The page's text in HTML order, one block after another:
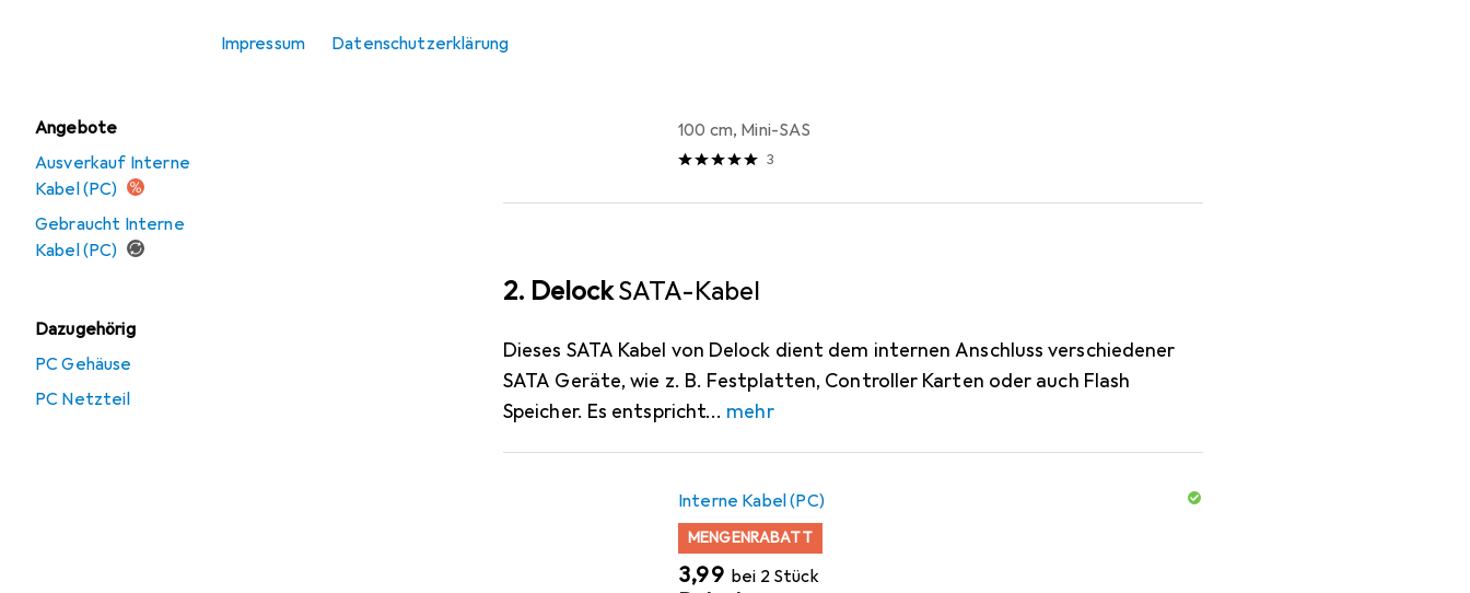
Impressum Datenschutzerklärung
Angebote
Ausverkauf Interne
Kabel (PC)
Gebraucht Interne
Kabel (PC)
Dazugehörig
PC Gehäuse
PC Netzteil
100 cm, Mini-SAS
3
2. DelockSATA-Kabel
Dieses SATA Kabel von Delock dient dem internen Anschluss verschiedener
SATA Geräte, wie z. B. Festplatten, Controller Karten oder auch Flash
Speicher. Es entspricht
mehr
Interne Kabel (PC)
MENGENRABATT
EUR
3,99 bei 2 Stück